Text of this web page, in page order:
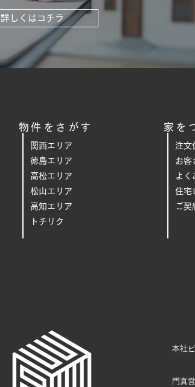
詳しくはコチラ
物件をさがす
関西エリア
徳島エリア
高松エリア
松山エリア
高知エリア
トチリク
家を
注文
お客
よく
住宅
ご契
本社
門真